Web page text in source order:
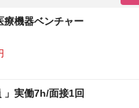
療機器ベンチャー
」実働7h/面接1回